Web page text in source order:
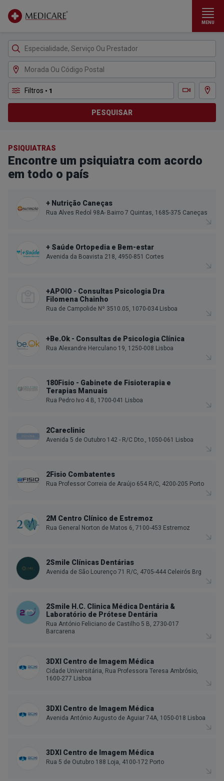
MENU
Filtros • 1
Teleconsulta
Ver
PESQUISAR
PSIQUIATRAS
Encontre um psiquiatra com acordo
em todo o país
+ Nutrição Caneças
Rua Alves Redol 98A- Bairro 7 Quintas, 1685-375 Caneças
+ Saúde Ortopedia e Bem-estar
Avenida da Boavista 218, 4950-851 Cortes
+APOIO - Consultas Psicologia Dra
Filomena Chainho
Rua de Campolide Nº 3510.05, 1070-034 Lisboa
+Be.Ok - Consultas de Psicologia Clínica
Rua Alexandre Herculano 19, 1250-008 Lisboa
180Fisio - Gabinete de Fisioterapia e
Terapias Manuais
Rua Pedro Ivo 4 B, 1700-041 Lisboa
2Careclinic
Avenida 5 de Outubro 142 - R/C Dto., 1050-061 Lisboa
2Fisio Combatentes
Rua Professor Correia de Araújo 654 R/C, 4200-205 Porto
2M Centro Clínico de Estremoz
Rua General Norton de Matos 6, 7100-453 Estremoz
2Smile Clínicas Dentárias
Avenida de São Lourenço 71 R/C, 4705-444 Celeirós Brg
2Smile H.C. Clinica Médica Dentária &
Laboratório de Prótese Dentária
Rua António Feliciano de Castilho 5 B, 2730-017
Barcarena
3DXI Centro de Imagem Médica
Cidade Universitária, Rua Professora Teresa Ambrósio,
1600-277 Lisboa
3DXI Centro de Imagem Médica
Avenida António Augusto de Aguiar 74A, 1050-018 Lisboa
3DXI Centro de Imagem Médica
Rua 5 de Outubro 188 Loja, 4100-172 Porto